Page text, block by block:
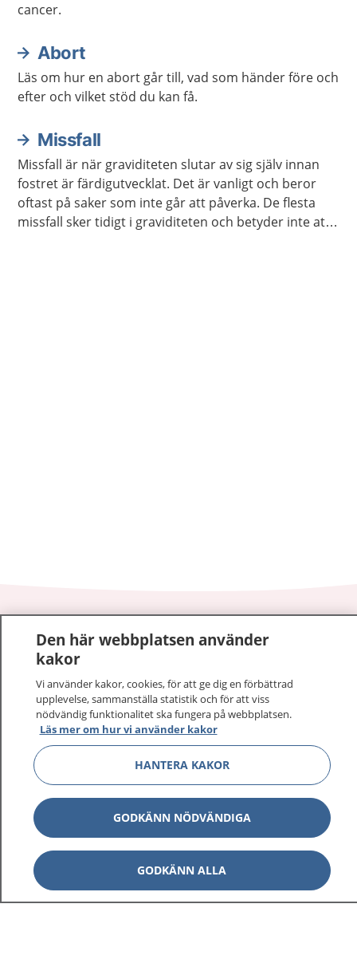
cancer.
Abort
Läs om hur en abort går till, vad som händer före och
efter och vilket stöd du kan få.
Missfall
Missfall är när graviditeten slutar av sig själv innan
fostret är färdigutvecklat. Det är vanligt och beror
oftast på saker som inte går att påverka. De flesta
missfall sker tidigt i graviditeten och betyder inte att
På 1177.se får du råd om hälsa och information om
sjukdomar och vilka mottagningar du kan kontakta.
Logga in för att läsa din journal och göra dina
vårdärenden. Ring telefonnummer 1177 för
sjukvårdsrådgivning dygnet runt.
1177 ger dig råd när du vill må bättre.
1177 på flera språk Visa
Visa
Den här webbplatsen använder
kakor
Vi använder kakor, cookies, för att ge dig en förbättrad
upplevelse, sammanställa statistik och för att viss
nödvändig funktionalitet ska fungera på webbplatsen.
Läs mer om hur vi använder kakor
HANTERA KAKOR
GODKÄNN NÖDVÄNDIGA
GODKÄNN ALLA